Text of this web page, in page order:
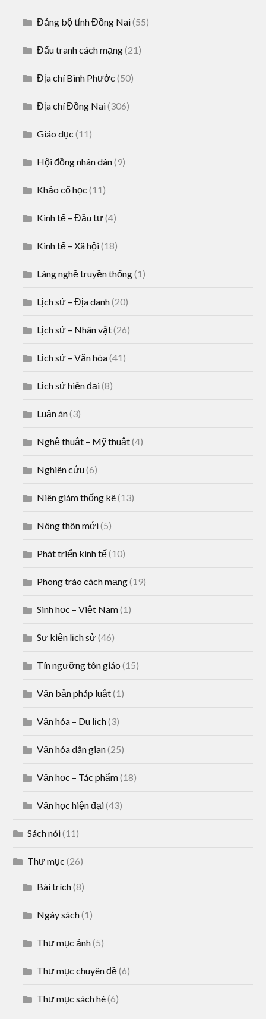
Đảng bộ tỉnh Đồng Nai(55)
Đấu tranh cách mạng(21)
Địa chí Bình Phước (50)
Địa chí Đồng Nai(306)
Giáo dục (11)
Hội đồng nhân dân(9)
Khảo cổ học (11)
Kinh tế – Đầu tư(4)
Kinh tế – Xã hội(18)
Làng nghề truyền thống(1)
Lịch sử – Địa danh(20)
Lịch sử – Nhân vật(26)
Lịch sử – Văn hóa(41)
Lịch sử hiện đại(8)
Luận án(3)
Nghệ thuật – Mỹ thuật(4)
Nghiên cứu(6)
Niên giám thống kê(13)
Nông thôn mới(5)
Phát triển kinh tế(10)
Phong trào cách mạng(19)
Sinh học – Việt Nam(1)
Sự kiện lịch sử(46)
Tín ngưỡng tôn giáo (15)
Văn bản pháp luật(1)
Văn hóa – Du lịch(3)
Văn hóa dân gian(25)
Văn học – Tác phẩm(18)
Văn học hiện đại(43)
Sách nói(11)
Thư mục (26)
Bài trích(8)
Ngày sách(1)
Thư mục ảnh(5)
Thư mục chuyên đề(6)
Thư mục sách hè(6)